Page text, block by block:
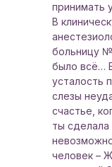
принимать
В
больницу
было всё…
усталость
слезы
счастье,
ты
человек –